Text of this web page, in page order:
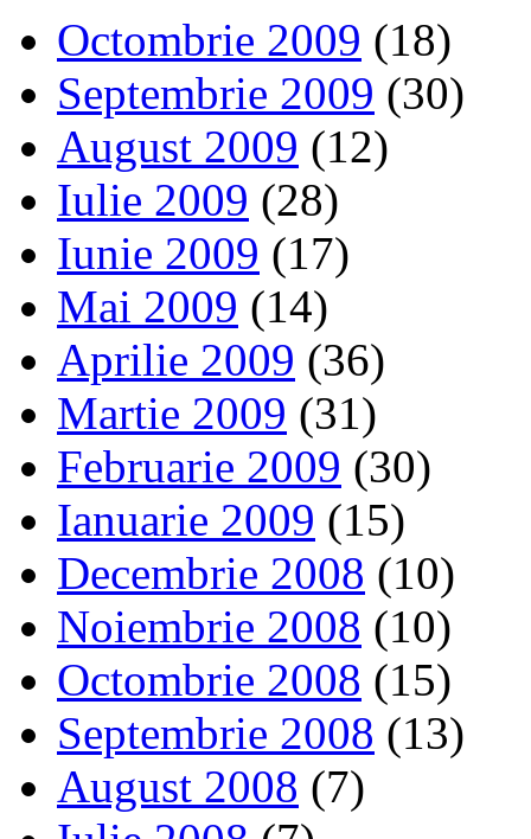
Octombrie 2009 (18)
Septembrie 2009 (30)
August 2009 (12)
Iulie 2009 (28)
Iunie 2009 (17)
Mai 2009 (14)
Aprilie 2009 (36)
Martie 2009 (31)
Februarie 2009 (30)
Ianuarie 2009 (15)
Decembrie 2008 (10)
Noiembrie 2008 (10)
Octombrie 2008 (15)
Septembrie 2008 (13)
August 2008 (7)